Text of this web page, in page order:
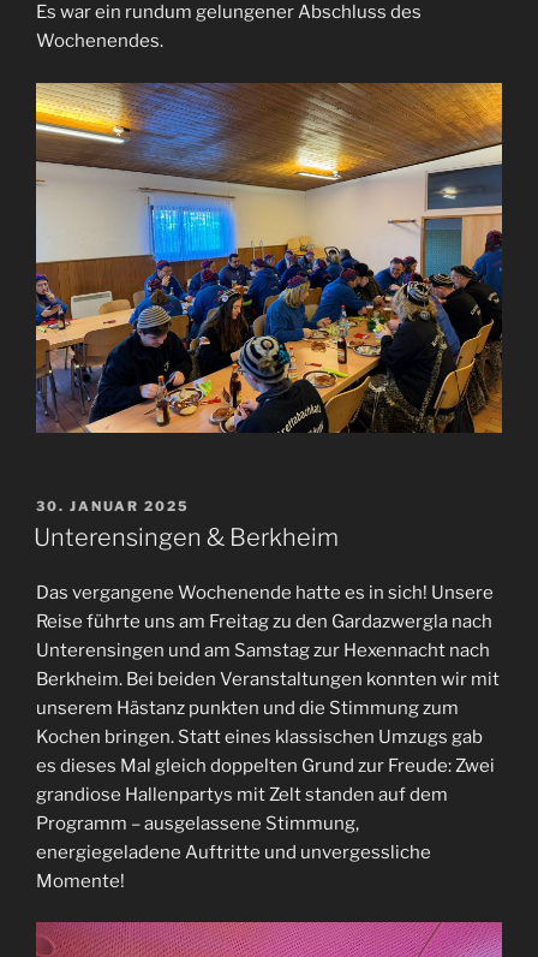
Es war ein rundum gelungener Abschluss des
Wochenendes.
VERÖFFENTLICHT
AM
30. JANUAR 2025
Unterensingen & Berkheim
Das vergangene Wochenende hatte es in sich! Unsere
Reise führte uns am Freitag zu den Gardazwergla nach
Unterensingen und am Samstag zur Hexennacht nach
Berkheim. Bei beiden Veranstaltungen konnten wir mit
unserem Hästanz punkten und die Stimmung zum
Kochen bringen. Statt eines klassischen Umzugs gab
es dieses Mal gleich doppelten Grund zur Freude: Zwei
grandiose Hallenpartys mit Zelt standen auf dem
Programm – ausgelassene Stimmung,
energiegeladene Auftritte und unvergessliche
Momente!